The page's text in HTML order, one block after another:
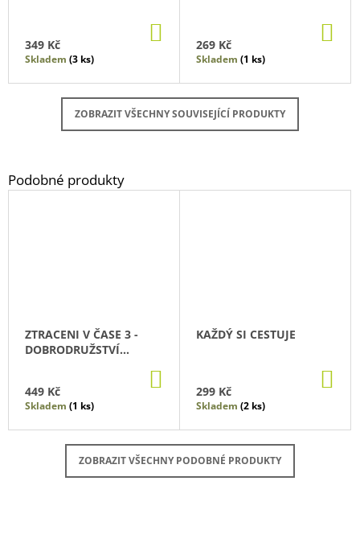
349 Kč KOŠÍKU
Skladem (3 ks)
269 Kč
Skladem (1 ks)
ZOBRAZIT VŠECHNY SOUVISEJÍCÍ PRODUKTY
ZTRACENI V ČASE 3 -
DOBRODRUŽSTVÍ
STAROVĚKÉM ŘÍMĚ
449 Kč KOŠÍKU
Skladem (1 ks)
KAŽDÝ SI CESTUJE
299 Kč
Skladem (2 ks)
ZOBRAZIT VŠECHNY PODOBNÉ PRODUKTY